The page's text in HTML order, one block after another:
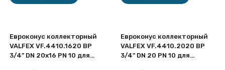
Евроконус коллекторный
VALFEX VF.4410.1620 ВР
3/4" DN 20x16 PN 10 для
Евроконус коллекторный
VALFEX VF.4410.2020 ВР
3/4" DN 20 PN 10 для